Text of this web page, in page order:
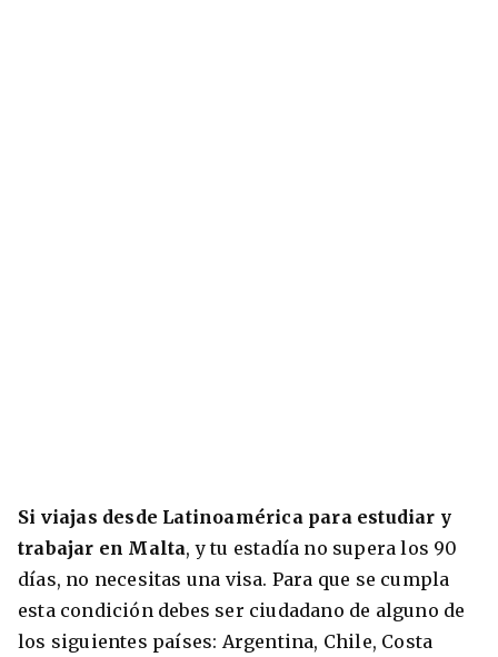
Si viajas desde Latinoamérica para estudiar y
trabajar en Malta, y tu estadía no supera los 90
días, no necesitas una visa. Para que se cumpla
esta condición debes ser ciudadano de alguno de
los siguientes países: Argentina, Chile, Costa